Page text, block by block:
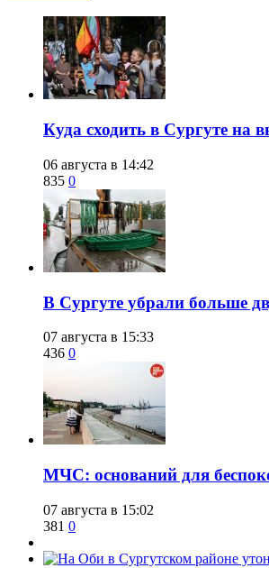
​Куда сходить в Сургуте
06 августа в 14:42
835 0
​В Сургуте убрали больше
07 августа в 15:33
436 0
​МЧС: оснований для
07 августа в 15:02
381 0